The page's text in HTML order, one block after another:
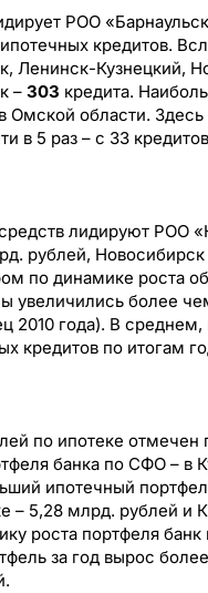
РОО
ипотечных кредитов.
Ленинск-Кузнецкий,
– 303 кредита.
Омской области.
в 5 раз – с 33
лидируют РОО
рублей,
по динамике роста
более
2010 года). В
кредитов по итогам
по ипотеке
банка по СФО – в
ипотечный
– 5,28 млрд. рублей и
роста портфеля банк
за год вырос